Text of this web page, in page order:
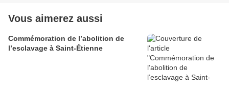
Vous aimerez aussi
Commémoration de l’abolition de
l’esclavage à Saint-Étienne